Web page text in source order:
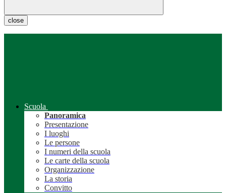
close
Scuola
Panoramica
Presentazione
I luoghi
Le persone
I numeri della scuola
Le carte della scuola
Organizzazione
La storia
Convitto